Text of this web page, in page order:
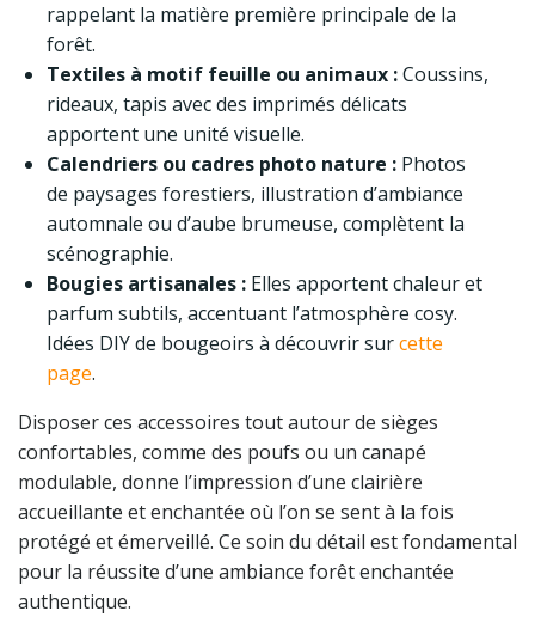
rappelant la matière première principale de la
forêt.
Textiles à motif feuille ou animaux :Coussins,
rideaux, tapis avec des imprimés délicats
apportent une unité visuelle.
Calendriers ou cadres photo nature : Photos
de paysages forestiers, illustration d’ambiance
automnale ou d’aube brumeuse, complètent la
scénographie.
Bougies artisanales : Elles apportent chaleur et
parfum subtils, accentuant l’atmosphère cosy.
Idées DIY de bougeoirs à découvrir surcette
page.
Disposer ces accessoires tout autour de sièges
confortables, comme des poufs ou un canapé
modulable, donne l’impression d’une clairière
accueillante et enchantée où l’on se sent à la fois
protégé et émerveillé. Ce soin du détail est fondamental
pour la réussite d’une ambiance forêt enchantée
authentique.